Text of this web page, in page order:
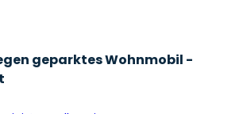
geparktes Wohnmobil -